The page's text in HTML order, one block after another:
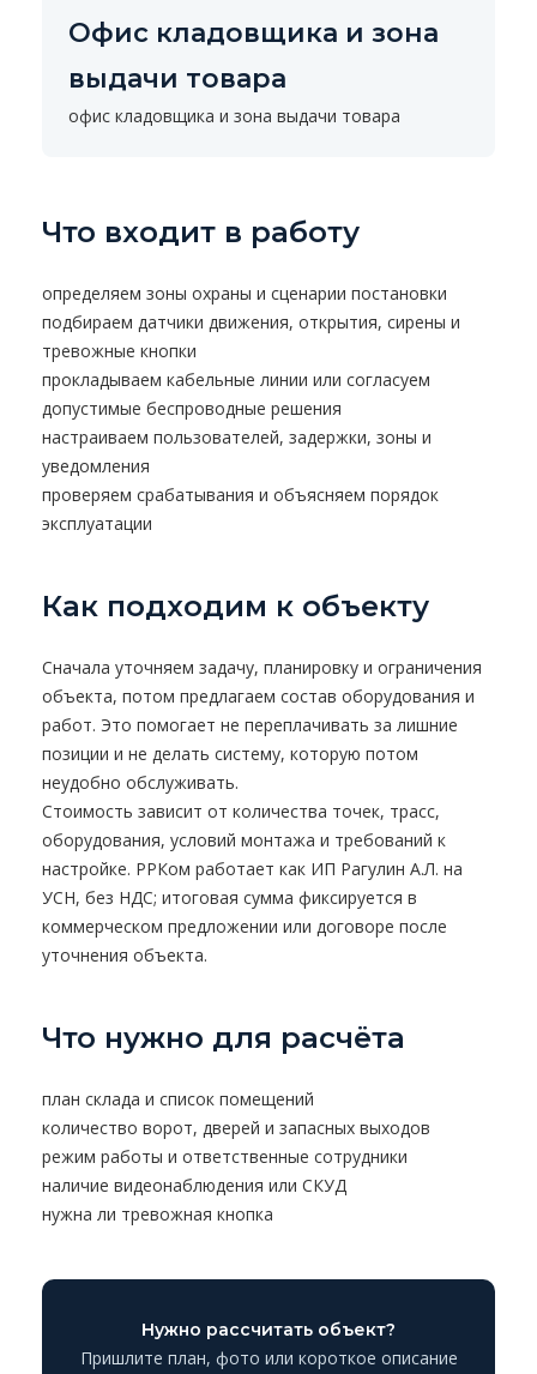
Офис кладовщика и зона
выдачи товара
офис кладовщика и зона выдачи товара
Что входит в работу
определяем зоны охраны и сценарии постановки
подбираем датчики движения, открытия, сирены и
тревожные кнопки
прокладываем кабельные линии или согласуем
допустимые беспроводные решения
настраиваем пользователей, задержки, зоны и
уведомления
проверяем срабатывания и объясняем порядок
эксплуатации
Как подходим к объекту
Сначала уточняем задачу, планировку и ограничения
объекта, потом предлагаем состав оборудования и
работ. Это помогает не переплачивать за лишние
позиции и не делать систему, которую потом
неудобно обслуживать.
Стоимость зависит от количества точек, трасс,
оборудования, условий монтажа и требований к
настройке. РРКом работает как ИП Рагулин А.Л. на
УСН, без НДС; итоговая сумма фиксируется в
коммерческом предложении или договоре после
уточнения объекта.
Что нужно для расчёта
план склада и список помещений
количество ворот, дверей и запасных выходов
режим работы и ответственные сотрудники
наличие видеонаблюдения или СКУД
нужна ли тревожная кнопка
Нужно рассчитать объект?
Пришлите план, фото или короткое описание